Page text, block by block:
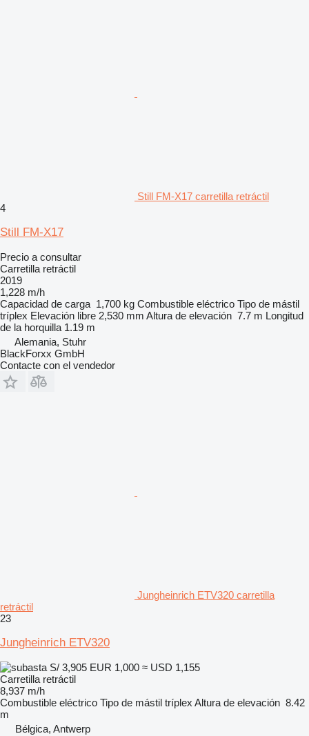
Still FM-X17 carretilla retráctil
4
Still FM-X17
Precio a consultar
Carretilla retráctil
2019
1,228 m/h
Capacidad de carga 1,700 kg Combustible eléctrico Tipo de mástil
tríplex Elevación libre 2,530 mm Altura de elevación 7.7 m Longitud
de la horquilla 1.19 m
Alemania, Stuhr
BlackForxx GmbH
Contacte con el vendedor
Jungheinrich ETV320 carretilla
retráctil
23
Jungheinrich ETV320
S/ 3,905 EUR 1,000 ≈ USD 1,155
Carretilla retráctil
8,937 m/h
Combustible eléctrico Tipo de mástil tríplex Altura de elevación 8.42
m
Bélgica, Antwerp